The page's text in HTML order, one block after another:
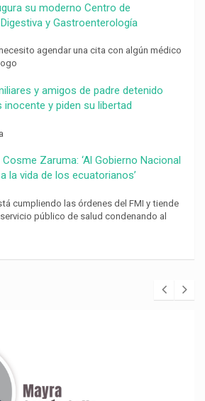
su moderno Centro de
y Gastroenterología
agendar una cita con algún médico
y amigos de padre detenido
inocente y piden su libertad
Cosme Zaruma: ‘Al Gobierno Nacional
la vida de los ecuatorianos’
cumpliendo las órdenes del FMI y tiende
público de salud condenando al